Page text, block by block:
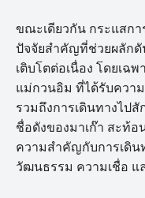
ขณะเดียวกัน กระแสกา
ปัจจัยสำคัญที่ช่วยผลักดั
เติบโตต่อเนื่อง โดยเฉ
แม่กวนอิม ที่ได้รับควา
รวมถึงการเดินทางไป
ชื่อดังของมาเก๊า สะท้
ความสำคัญกับการเดิ
วัฒนธรรม ความเชื่อ แ